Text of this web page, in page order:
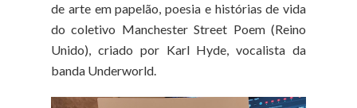
de arte em papelão, poesia e histórias de vida
do coletivo Manchester Street Poem (Reino
Unido), criado por Karl Hyde, vocalista da
banda Underworld.